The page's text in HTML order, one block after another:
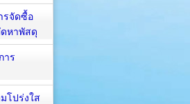
รจัดซื้อ
หาพัสดุ
าร
โปร่งใส